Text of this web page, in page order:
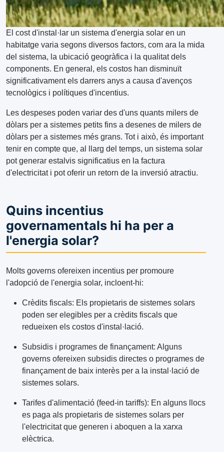
El cost d'instal·lar un sistema d'energia solar en un
habitatge varia segons diversos factors, com ara la mida
del sistema, la ubicació geogràfica i la qualitat dels
components. En general, els costos han disminuït
significativament els darrers anys a causa d'avenços
tecnològics i polítiques d'incentius.
Les despeses poden variar des d'uns quants milers de
dòlars per a sistemes petits fins a desenes de milers de
dòlars per a sistemes més grans. Tot i això, és important
tenir en compte que, al llarg del temps, un sistema solar
pot generar estalvis significatius en la factura
d'electricitat i pot oferir un retorn de la inversió atractiu.
Quins incentius
governamentals hi ha per a
l'energia solar?
Molts governs ofereixen incentius per promoure
l'adopció de l'energia solar, incloent-hi:
Crèdits fiscals: Els propietaris de sistemes solars
poden ser elegibles per a crèdits fiscals que
redueixen els costos d'instal·lació.
Subsidis i programes de finançament: Alguns
governs ofereixen subsidis directes o programes de
finançament de baix interès per a la instal·lació de
sistemes solars.
Tarifes d'alimentació (feed-in tariffs): En alguns llocs
es paga als propietaris de sistemes solars per
l'electricitat que generen i aboquen a la xarxa
elèctrica.